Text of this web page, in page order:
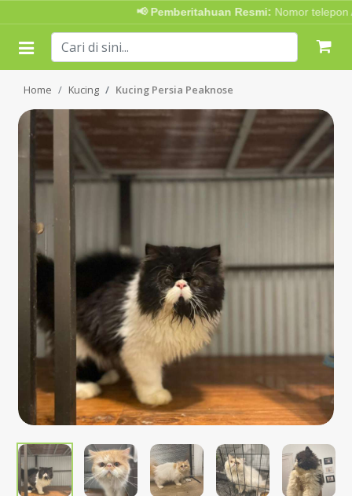
📢 Pemberitahuan Resmi:Nomor telepon
Home Kucing Kucing Persia Peaknose